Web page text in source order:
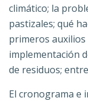
climático; la
pastizales; qué
primeros auxilios
implementación
de residuos;
El cronograma e